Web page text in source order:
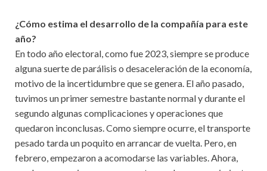
¿Cómo estima el desarrollo de la compañía para este
año?
En todo año electoral, como fue 2023, siempre se produce
alguna suerte de parálisis o desaceleración de la economía,
motivo de la incertidumbre que se genera. El año pasado,
tuvimos un primer semestre bastante normal y durante el
segundo algunas complicaciones y operaciones que
quedaron inconclusas. Como siempre ocurre, el transporte
pesado tarda un poquito en arrancar de vuelta. Pero, en
febrero, empezaron a acomodarse las variables. Ahora,